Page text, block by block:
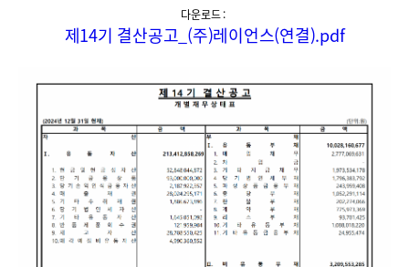
다운로드 :
제14기 결산공고_(주)레이언스(연결).pdf